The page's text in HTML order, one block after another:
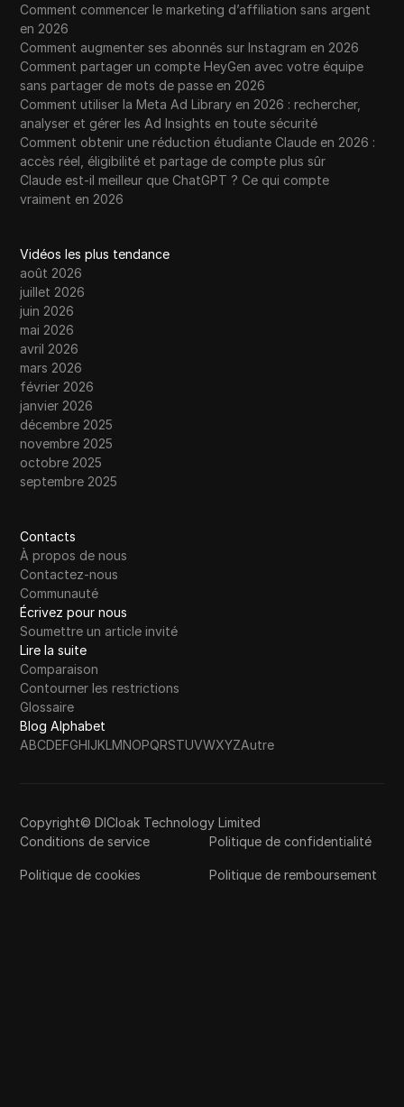
Comment commencer le marketing d’affiliation sans argent
en 2026
Comment augmenter ses abonnés sur Instagram en 2026
Comment partager un compte HeyGen avec votre équipe
sans partager de mots de passe en 2026
Comment utiliser la Meta Ad Library en 2026 : rechercher,
analyser et gérer les Ad Insights en toute sécurité
Comment obtenir une réduction étudiante Claude en 2026 :
accès réel, éligibilité et partage de compte plus sûr
Claude est-il meilleur que ChatGPT ? Ce qui compte
vraiment en 2026
Vidéos les plus tendance
août 2026
juillet 2026
juin 2026
mai 2026
avril 2026
mars 2026
février 2026
janvier 2026
décembre 2025
novembre 2025
octobre 2025
septembre 2025
Contacts
À propos de nous
Contactez-nous
Communauté
Écrivez pour nous
Soumettre un article invité
Lire la suite
Comparaison
Contourner les restrictions
Glossaire
Blog Alphabet
ABCDEFGHIJKLMNOPQRSTUVWXYZAutre
Copyright© DICloak Technology Limited
Conditions de service
Politique de confidentialité
Politique de cookies Politique de remboursement